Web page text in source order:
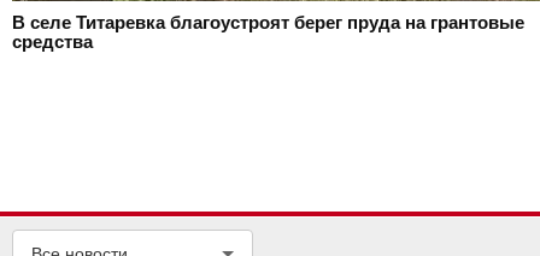
В селе Титаревка благоустроят берег пруда на грантовые
средства